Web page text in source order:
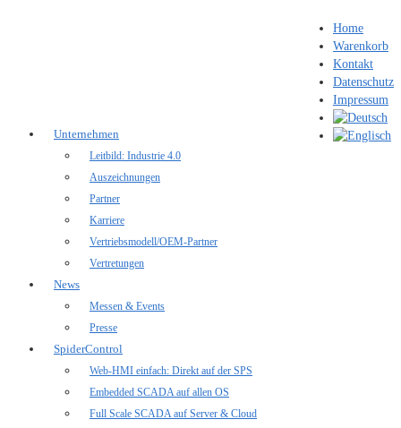
Home
Warenkorb
Kontakt
Datenschutz
Impressum
Unternehmen
Leitbild: Industrie 4.0
Auszeichnungen
Partner
Karriere
Vertriebsmodell/OEM-Partner
Vertretungen
News
Messen & Events
Presse
SpiderControl
Web-HMI einfach: Direkt auf der SPS
Embedded SCADA auf allen OS
Full Scale SCADA auf Server & Cloud